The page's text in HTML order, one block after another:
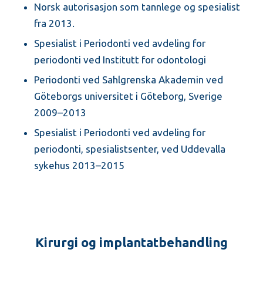
Norsk autorisasjon som tannlege og spesialist
fra 2013.
Spesialist i Periodonti ved avdeling for
periodonti ved Institutt for odontologi
Periodonti ved Sahlgrenska Akademin ved
Göteborgs universitet i Göteborg, Sverige
2009–2013
Spesialist i Periodonti ved avdeling for
periodonti, spesialistsenter, ved Uddevalla
sykehus 2013–2015
Kirurgi og implantatbehandling